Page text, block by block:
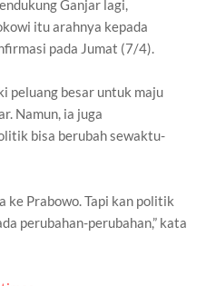
Ganjar lagi,
itu arahnya kepada
pada Jumat (7/4).
peluang besar untuk maju
Namun, ia juga
bisa berubah sewaktu-
ke Prabowo. Tapi kan politik
perubahan-perubahan,” kata